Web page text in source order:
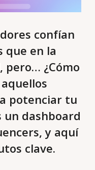
confían
que en la
¿Cómo
potenciar tu
un dashboard
y aquí
clave.